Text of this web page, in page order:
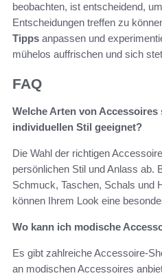
beobachten, ist entscheidend,
Entscheidungen treffen zu
Tipps anpassen und
mühelos auffrischen und sich
FAQ
Welche Arten von
individuellen Stil geeignet?
Die Wahl der richtigen
persönlichen Stil und Anlass ab.
Schmuck, Taschen, Schals und
können Ihrem Look eine
Wo kann ich modische
Es gibt zahlreiche Accessoire-
an modischen Accessoires